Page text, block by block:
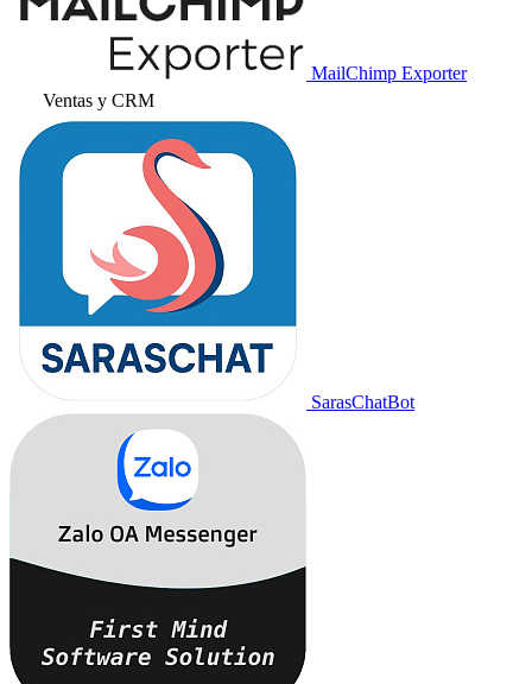
MailChimp Exporter
Ventas y CRM
SarasChatBot